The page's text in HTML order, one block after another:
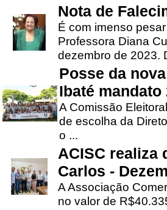
Nota de
É com imenso
Professora Diana
dezembro de 2023.
Posse da
Ibaté mandato
A Comissão
de escolha da
o ...
ACISC realiza
Carlos -
A Associação
no valor de